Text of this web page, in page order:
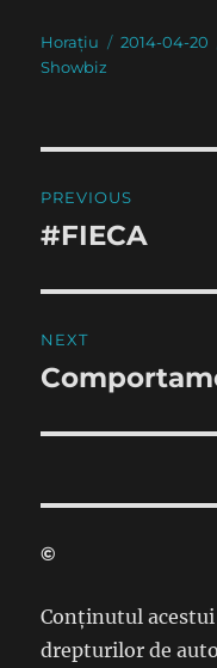
Author
Horațiu
Posted
2014-04-20
Showbiz
navigation
PREVIOUS
Previous
#FIECA
NEXT
Next
©
Conținutul
drepturilor de